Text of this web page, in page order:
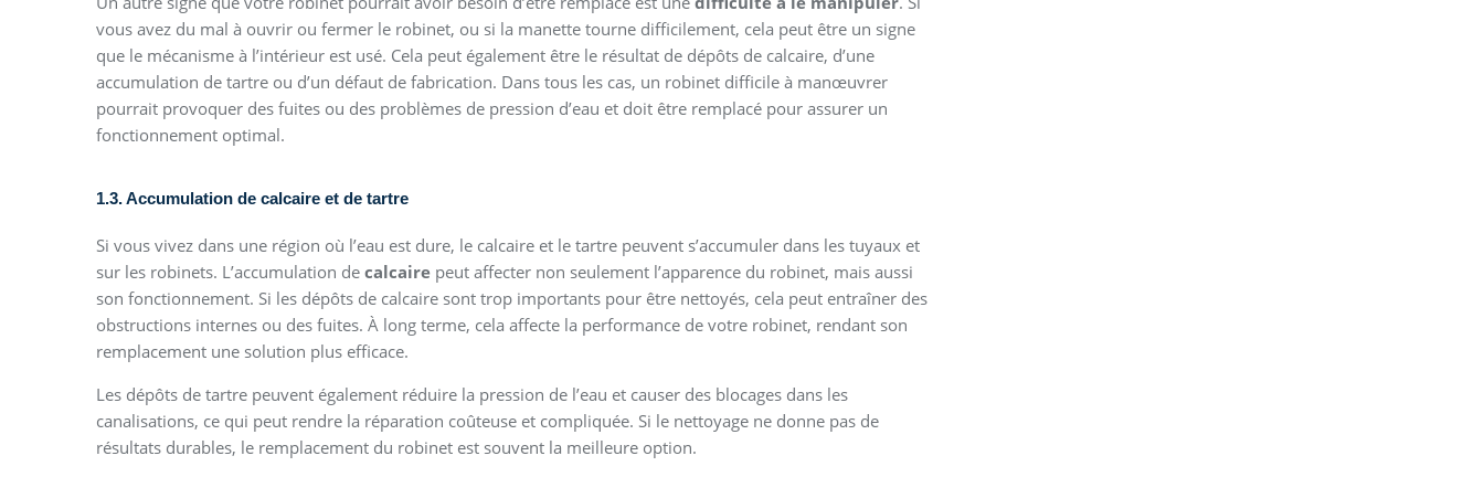
vous avez du mal à ouvrir ou fermer le robinet, ou si la manette tourne difficilement, cela peut être un signe
que le mécanisme à l’intérieur est usé. Cela peut également être le résultat de dépôts de calcaire, d’une
accumulation de tartre ou d’un défaut de fabrication. Dans tous les cas, un robinet difficile à manœuvrer
pourrait provoquer des fuites ou des problèmes de pression d’eau et doit être remplacé pour assurer un
fonctionnement optimal.
1.3. Accumulation de calcaire et de tartre
Si vous vivez dans une région où l’eau est dure, le calcaire et le tartre peuvent s’accumuler dans les tuyaux et
sur les robinets. L’accumulation de calcaire peut affecter non seulement l’apparence du robinet, mais aussi
son fonctionnement. Si les dépôts de calcaire sont trop importants pour être nettoyés, cela peut entraîner des
obstructions internes ou des fuites. À long terme, cela affecte la performance de votre robinet, rendant son
remplacement une solution plus efficace.
Les dépôts de tartre peuvent également réduire la pression de l’eau et causer des blocages dans les
canalisations, ce qui peut rendre la réparation coûteuse et compliquée. Si le nettoyage ne donne pas de
résultats durables, le remplacement du robinet est souvent la meilleure option.